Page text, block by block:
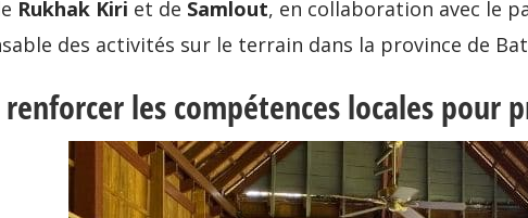
Rukhak Kiri et de Samlout, en collaboration avec le
des activités sur le terrain dans la province de
les compétences locales pour